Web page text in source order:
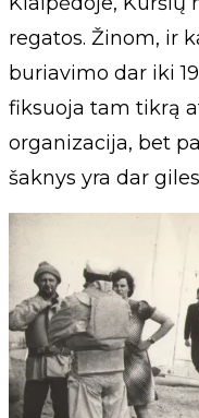
regatos. Žinom, ir
buriavimo dar iki
fiksuoja tam tikrą
organizacija, bet
šaknys yra dar